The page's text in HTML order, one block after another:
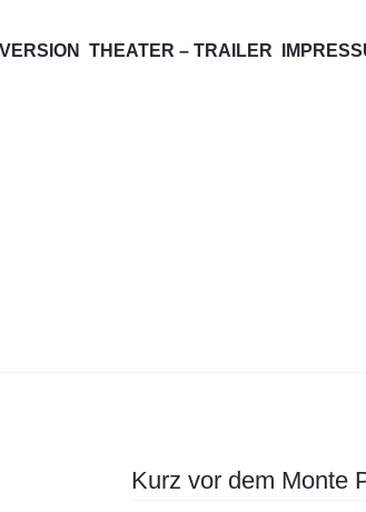
THEATER – TRAILER
Kurz vor dem Monte